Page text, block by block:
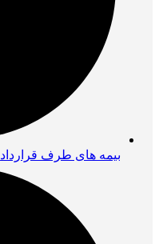
بیمه های طرف قرارداد